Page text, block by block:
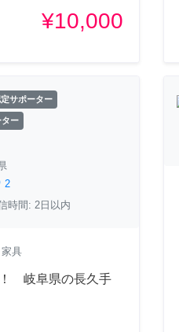
¥10,000
サポーター
ー
2
時間: 2日以内
具
！ 岐阜県の長久手